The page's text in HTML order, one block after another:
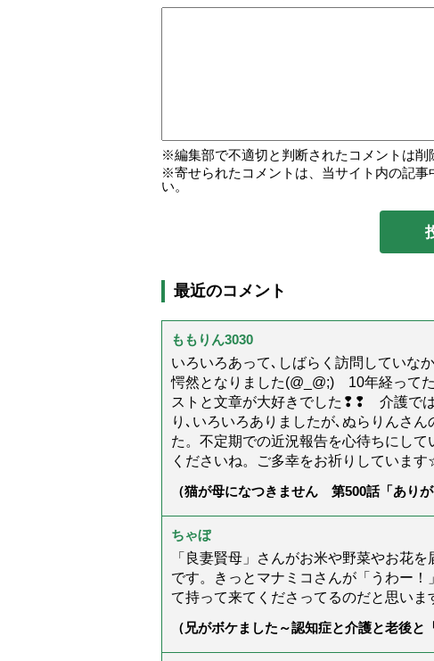
編集部で不適切と判断されたコメントは削
寄せられたコメントは、当サイト内の記
い。
最近のコメント
ももりん3030
いろいろあって､しばらく訪問していな
愕然となりました(@_@;) 10年経って
ストと文章が大好きでした❢❢ 介護で
り､いろいろありましたが､ぬらりんさ
た。不定期での近況報告を心待ちにし
くださいね。ご多幸をお祈りしていま
（猫が母になつきません 第500話「ありが
ちゃぼ
「良妻賢母」さんがお米や野菜やお花
です。きっとマナミコさんが「うわー
て持って来てくださってるのだと思いま
（兄がボケました～認知症と介護と老後